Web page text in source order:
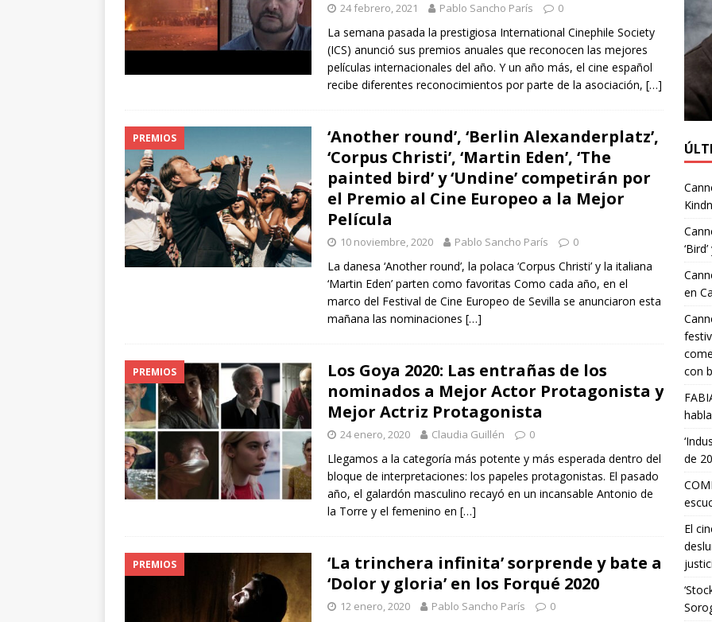
24 febrero, 2021 Pablo Sancho París 0
La semana pasada la prestigiosa International Cinephile Society
(ICS) anunció sus premios anuales que reconocen las mejores
películas internacionales del año. Y un año más, el cine español
recibe diferentes reconocimientos por parte de la asociación, […]
PREMIOS
‘Another round’, ‘Berlin Alexanderplatz’,
‘Corpus Christi’, ‘Martin Eden’, ‘The
painted bird’ y ‘Undine’ competirán por
el Premio al Cine Europeo a la Mejor
Película
10 noviembre, 2020 Pablo Sancho París 0
La danesa ‘Another round’, la polaca ‘Corpus Christi’ y la italiana
‘Martin Eden’ parten como favoritas Como cada año, en el
marco del Festival de Cine Europeo de Sevilla se anunciaron esta
mañana las nominaciones […]
PREMIOS
Los Goya 2020: Las entrañas de los
nominados a Mejor Actor Protagonista y
Mejor Actriz Protagonista
24 enero, 2020 Claudia Guillén 0
Llegamos a la categoría más potente y más esperada dentro del
bloque de interpretaciones: los papeles protagonistas. El pasado
año, el galardón masculino recayó en un incansable Antonio de
la Torre y el femenino en […]
PREMIOS
‘La trinchera infinita’ sorprende y bate a
‘Dolor y gloria’ en los Forqué 2020
12 enero, 2020 Pablo Sancho París 0
en
con
de
El